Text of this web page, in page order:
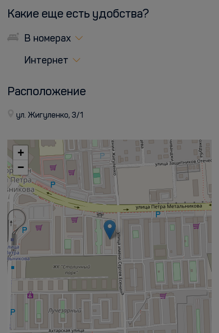
Какие еще есть удобства?
В номерах
Интернет
Расположение
ул. Жигуленко, 3/1
+
−